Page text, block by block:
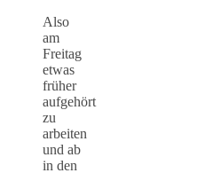
Also
am
Freitag
etwas
früher
aufgehört
zu
arbeiten
und ab
in den